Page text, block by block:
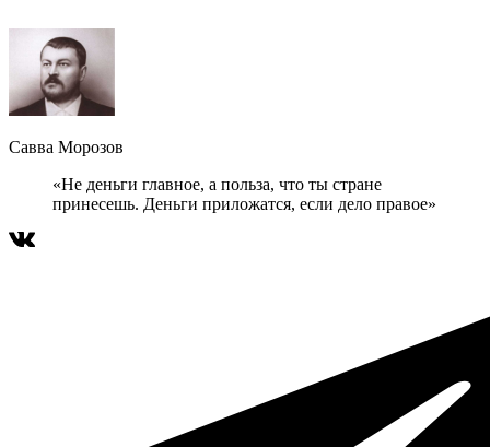
Савва Морозов
«Не деньги главное, а польза, что ты стране
принесешь. Деньги приложатся, если дело правое»